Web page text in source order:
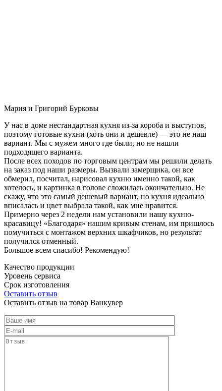
Мария и Григорий Бурковы
У нас в доме нестандартная кухня из-за короба и выступов,
поэтому готовые кухни (хоть они и дешевле) — это не наш
вариант. Мы с мужем много где были, но не нашли
подходящего варианта.
После всех походов по торговым центрам мы решили делать
на заказ под наши размеры. Вызвали замерщика, он все
обмерил, посчитал, нарисовал кухню именно такой, как
хотелось, и картинка в голове сложилась окончательно. Не
скажу, что это самый дешевый вариант, но кухня идеально
вписалась и цвет выбрала такой, как мне нравится.
Примерно через 2 недели нам установили нашу кухню-
красавицу! «Благодаря» нашим кривым стенам, им пришлось
помучиться с монтажом верхних шкафчиков, но результат
получился отменный.
Большое всем спасибо! Рекомендую!
Качество продукции
Уровень сервиса
Срок изготовления
Оставить отзыв
Оставить отзыв на товар Ванкувер